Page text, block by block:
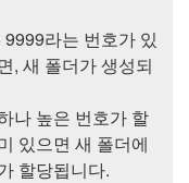
라는 번호가 있
, 새 폴더가 생성되
나 높은 번호가 할
있으면 새 폴더에
할당됩니다.